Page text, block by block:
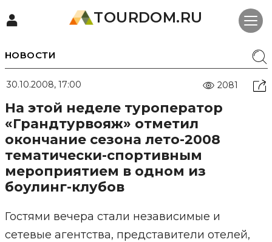
TOURDOM.RU
НОВОСТИ
30.10.2008, 17:00 2081
На этой неделе туроператор
«Грандтурвояж» отметил
окончание сезона лето-2008
тематически-спортивным
мероприятием в одном из
боулинг-клубов
Гостями вечера стали независимые и
сетевые агентства, представители отелей,